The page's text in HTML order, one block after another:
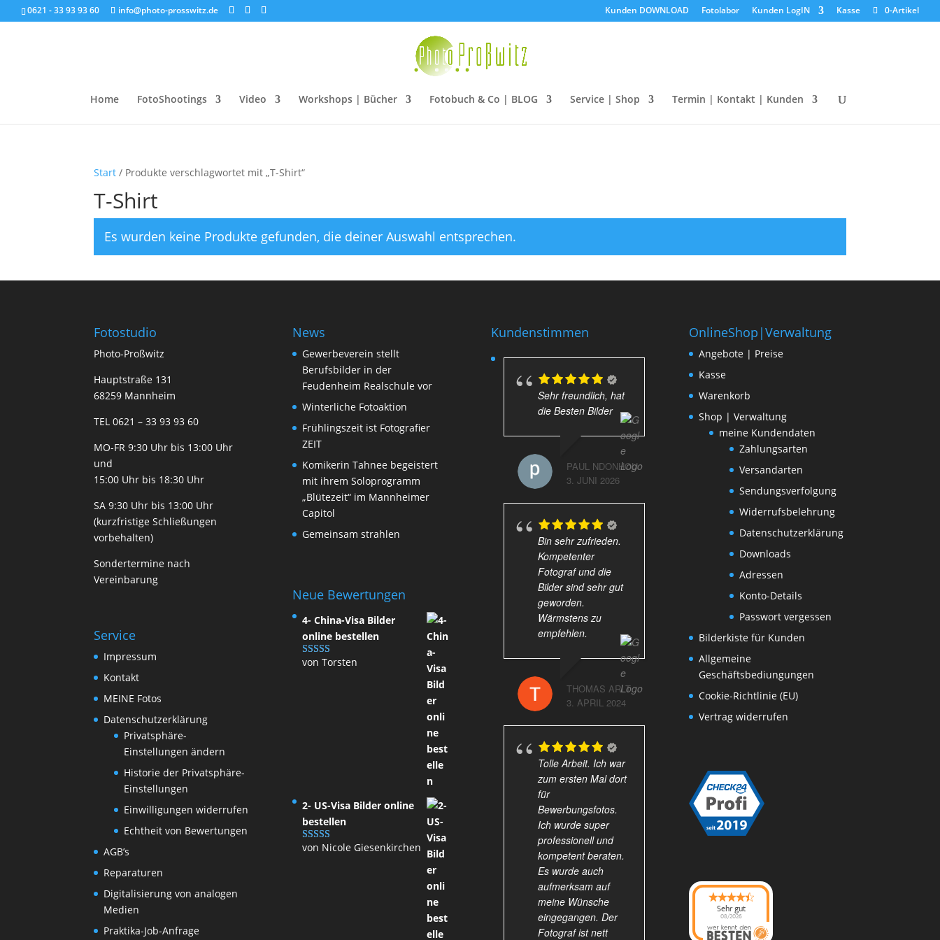
0621 - 33 93 93 60 info@photo-prosswitz.de Kunden DOWNLOAD Fotolabor Kunden LogIN Kasse 0-Artikel
Home FotoShootings Video Workshops | Bücher Fotobuch & Co | BLOG Service | Shop Termin | Kontakt | Kunden
Start / Produkte verschlagwortet mit „T-Shirt“
T-Shirt
Es wurden keine Produkte gefunden, die deiner Auswahl entsprechen.
Fotostudio
Photo-Proßwitz
Hauptstraße 131
68259 Mannheim
TEL 0621 – 33 93 93 60
MO-FR 9:30 Uhr bis 13:00 Uhr
und
15:00 Uhr bis 18:30 Uhr
SA 9:30 Uhr bis 13:00 Uhr
(kurzfristige Schließungen
vorbehalten)
Sondertermine nach
Vereinbarung
Service
Impressum
Kontakt
MEINE Fotos
Datenschutzerklärung
Privatsphäre-
Einstellungen ändern
Historie der Privatsphäre-
Einstellungen
Einwilligungen widerrufen
Echtheit von Bewertungen
AGB’s
Reparaturen
Digitalisierung von analogen
Medien
Praktika-Job-Anfrage
News
Gewerbeverein stellt
Berufsbilder in der
Feudenheim Realschule vor
Winterliche Fotoaktion
Frühlingszeit ist Fotografier
ZEIT
Komikerin Tahnee begeistert
mit ihrem Soloprogramm
„Blütezeit“ im Mannheimer
Capitol
Gemeinsam strahlen
Neue Bewertungen
4- China-Visa Bilder
online bestellen
Bewertet mit
von Torsten
2- US-Visa Bilder online
bestellen
Bewertet mit
von Nicole Giesenkirchen
Kundenstimmen
Sehr freundlich, hat
die Besten Bilder
PAUL NDONHOU
3. JUNI 2026
Bin sehr zufrieden.
Kompetenter
Fotograf und die
Bilder sind sehr gut
geworden.
Wärmstens zu
empfehlen.
THOMAS ARLT
3. APRIL 2024
Tolle Arbeit. Ich war
zum ersten Mal dort
für
Bewerbungsfotos.
Ich wurde super
professionell und
kompetent beraten.
Es wurde auch
aufmerksam auf
meine Wünsche
eingegangen. Der
Fotograf ist nett
OnlineShop|Verwaltung
Angebote | Preise
Kasse
Warenkorb
Shop | Verwaltung
meine Kundendaten
Zahlungsarten
Versandarten
Sendungsverfolgung
Widerrufsbelehrung
Datenschutzerklärung
Downloads
Adressen
Konto-Details
Passwort vergessen
Bilderkiste für Kunden
Allgemeine
Geschäftsbediungungen
Cookie-Richtlinie (EU)
Vertrag widerrufen
Sehr gut
08/2026
Photo-Proßwitzhat